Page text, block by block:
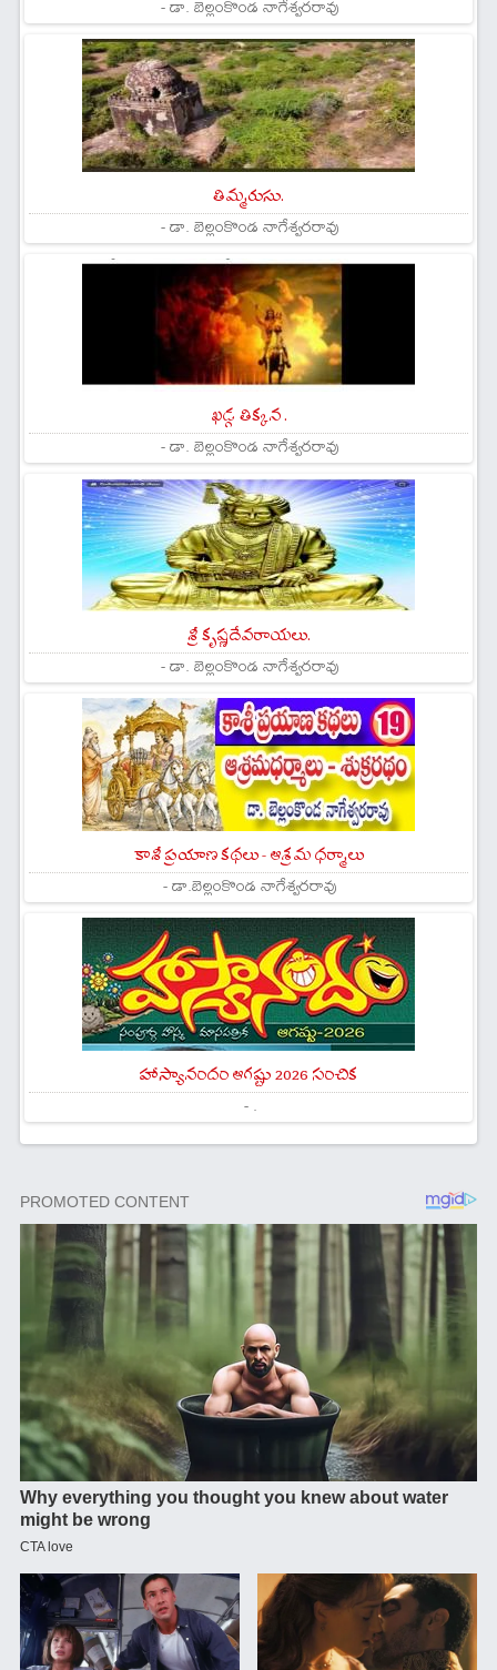
తిమ్మరుసు.
- డా. బెల్లంకొండ నాగేశ్వరరావు
ఖడ్గ తిక్కన .
- డా. బెల్లంకొండ నాగేశ్వరరావు
శ్రీ కృష్ణదేవరాయలు.
- డా. బెల్లంకొండ నాగేశ్వరరావు
కాశీ ప్రయాణ కథలు - ఆశ్రమ ధర్మాలు
- డా.బెల్లంకొండ నాగేశ్వరరావు
హాస్యానందం ఆగష్టు 2026 సంచిక
- .